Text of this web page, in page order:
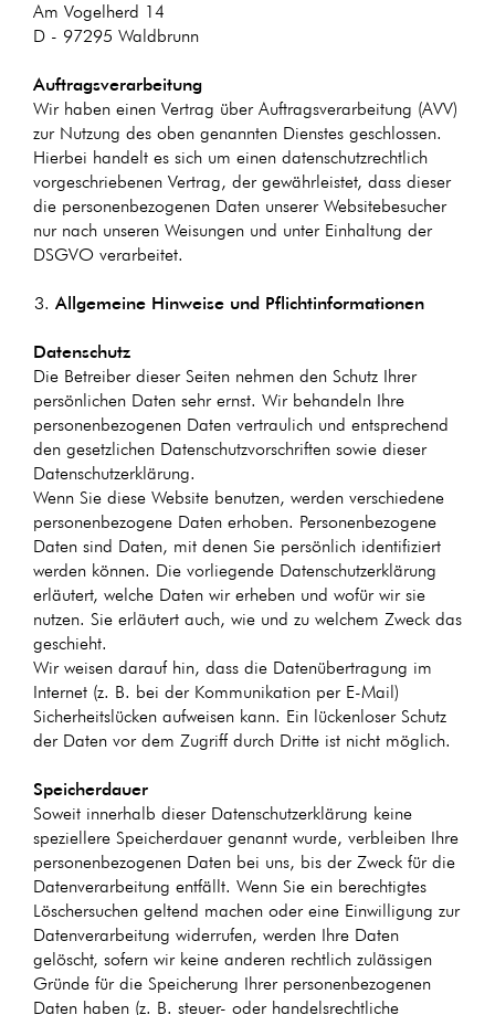
Am Vogelherd 14
D - 97295 Waldbrunn
Auftragsverarbeitung
Wir haben einen Vertrag über Auftragsverarbeitung (AVV)
zur Nutzung des oben genannten Dienstes geschlossen.
Hierbei handelt es sich um einen datenschutzrechtlich
vorgeschriebenen Vertrag, der gewährleistet, dass dieser
die personenbezogenen Daten unserer Websitebesucher
nur nach unseren Weisungen und unter Einhaltung der
DSGVO verarbeitet.
Allgemeine Hinweise und Pflicht­informationen
Datenschutz
Die Betreiber dieser Seiten nehmen den Schutz Ihrer
persönlichen Daten sehr ernst. Wir behandeln Ihre
personenbezogenen Daten vertraulich und entsprechend
den gesetzlichen Datenschutzvorschriften sowie dieser
Datenschutzerklärung.
Wenn Sie diese Website benutzen, werden verschiedene
personenbezogene Daten erhoben. Personenbezogene
Daten sind Daten, mit denen Sie persönlich identifiziert
werden können. Die vorliegende Datenschutzerklärung
erläutert, welche Daten wir erheben und wofür wir sie
nutzen. Sie erläutert auch, wie und zu welchem Zweck das
geschieht.
Wir weisen darauf hin, dass die Datenübertragung im
Internet (z. B. bei der Kommunikation per E-Mail)
Sicherheitslücken aufweisen kann. Ein lückenloser Schutz
der Daten vor dem Zugriff durch Dritte ist nicht möglich.
Speicherdauer
Soweit innerhalb dieser Datenschutzerklärung keine
speziellere Speicherdauer genannt wurde, verbleiben Ihre
personenbezogenen Daten bei uns, bis der Zweck für die
Datenverarbeitung entfällt. Wenn Sie ein berechtigtes
Löschersuchen geltend machen oder eine Einwilligung zur
Datenverarbeitung widerrufen, werden Ihre Daten
gelöscht, sofern wir keine anderen rechtlich zulässigen
Gründe für die Speicherung Ihrer personenbezogenen
Daten haben (z. B. steuer- oder handelsrechtliche